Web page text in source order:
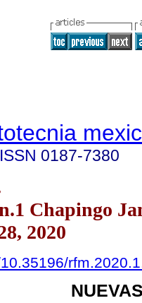
ISSN 0187-7380
Chapingo
2020